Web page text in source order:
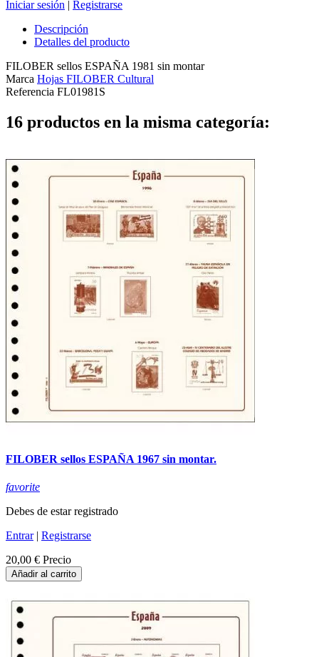
Iniciar sesión | Registrarse
Descripción
Detalles del producto
FILOBER sellos ESPAÑA 1981 sin montar
Marca Hojas FILOBER Cultural
Referencia FL01981S
16 productos en la misma categoría:
FILOBER sellos ESPAÑA 1967 sin montar.
favorite
Debes de estar registrado
Entrar| Registrarse
20,00 € Precio
Añadir al carrito